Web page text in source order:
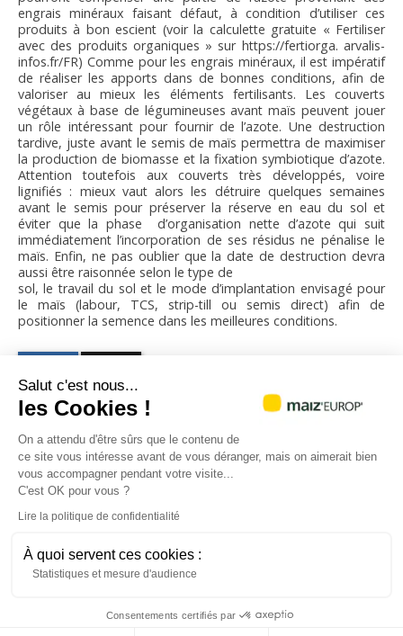
engrais minéraux faisant défaut, à condition d’utiliser ces
produits à bon escient (voir la calculette gratuite « Fertiliser
avec des produits organiques » sur https://fertiorga. arvalis-
infos.fr/FR) Comme pour les engrais minéraux, il est impératif
de réaliser les apports dans de bonnes conditions, afin de
valoriser au mieux les éléments fertilisants. Les couverts
végétaux à base de légumineuses avant maïs peuvent jouer
un rôle intéressant pour fournir de l’azote. Une destruction
tardive, juste avant le semis de maïs permettra de maximiser
la production de biomasse et la fixation symbiotique d’azote.
Attention toutefois aux couverts très développés, voire
lignifiés : mieux vaut alors les détruire quelques semaines
avant le semis pour préserver la réserve en eau du sol et
éviter que la phase d’organisation nette d’azote qui suit
immédiatement l’incorporation de ses résidus ne pénalise le
maïs. Enfin, ne pas oublier que la date de destruction devra
aussi être raisonnée selon le type de
sol, le travail du sol et le mode d’implantation envisagé pour
le maïs (labour, TCS, strip-till ou semis direct) afin de
positionner la semence dans les meilleures conditions.
21, chemin de Pau
Tél : +33 (0) 5 59 12 67 00
Plan du site Mentions légales
Acceptez-vous nos cookies
J'ai compris
Salut c'est nous...
les Cookies !
On a attendu d'être sûrs que le contenu de
ce site vous intéresse avant de vous déranger, mais on aimerait bien
vous accompagner pendant votre visite...
C'est OK pour vous ?
Lire la politique de confidentialité
À quoi servent ces cookies :
Statistiques et mesure d'audience
Consentements certifiés par